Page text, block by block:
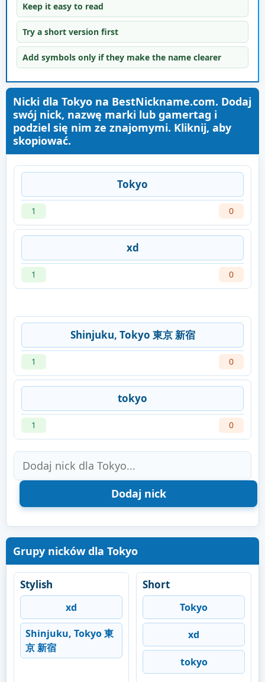
Keep it easy to read
Try a short version first
Add symbols only if they make the name clearer
Nicki dla Tokyo na BestNickname.com. Dodaj
swój nick, nazwę marki lub gamertag i
podziel się nim ze znajomymi. Kliknij, aby
skopiować.
Tokyo
1 0
xd
1 0
Shinjuku, Tokyo 東京 新宿
1 0
tokyo
1 0
Grupy nicków dla Tokyo
Stylish
xd
Shinjuku, Tokyo 東
京 新宿
Short
Tokyo
xd
tokyo